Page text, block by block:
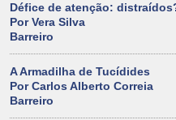
Défice de atenção:
Por Vera Silva
Barreiro
A Armadilha de Tucídides
Por Carlos Alberto Correia
Barreiro